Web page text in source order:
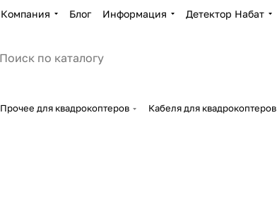
Компания Блог Информация Детектор Набат
Прочее для квадрокоптеров Кабеля для квадрокоптеров